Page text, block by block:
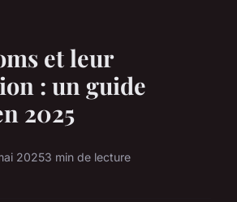
et leur
: un guide
2025
20253 min de lecture